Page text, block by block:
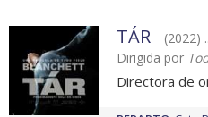
TÁR
(2022)
Dirigida por
Directora de